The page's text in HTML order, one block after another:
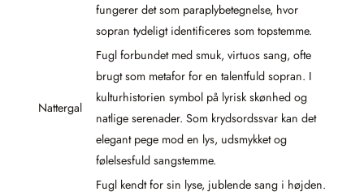
fungerer det som paraplybetegnelse, hvor
sopran tydeligt identificeres som topstemme.
Nattergal
Fugl forbundet med smuk, virtuos sang, ofte
brugt som metafor for en talentfuld sopran. I
kulturhistorien symbol på lyrisk skønhed og
natlige serenader. Som krydsordssvar kan det
elegant pege mod en lys, udsmykket og
følelsesfuld sangstemme.
Fugl kendt for sin lyse, jublende sang i højden.